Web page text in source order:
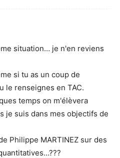
situation… je n'en reviens
si tu as un coup de
le renseignes en TAC.
temps on m'élèvera
je suis dans mes objectifs de
Philippe MARTINEZ sur des